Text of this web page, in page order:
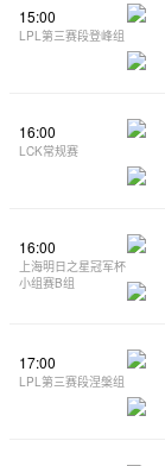
15:00
LPL第三赛段登峰组
16:00
LCK常规赛
16:00
上海明日之星冠军杯
小组赛B组
17:00
LPL第三赛段涅槃组